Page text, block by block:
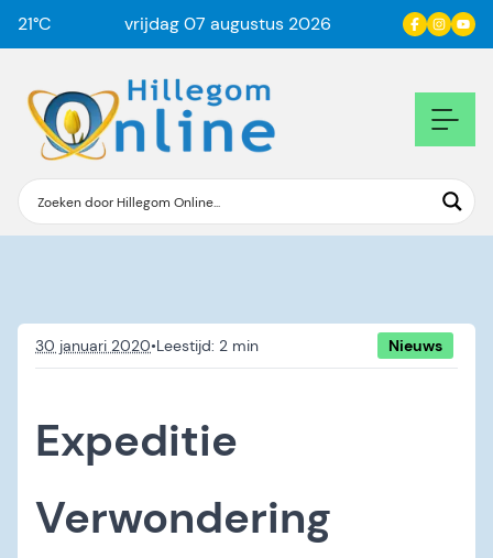
21°C vrijdag 07 augustus 2026
30 januari 2020• Nieuws
Expeditie
Verwondering